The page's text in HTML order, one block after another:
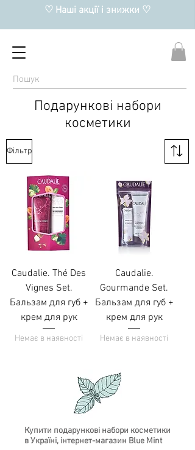
♡ Наші акції і знижки ♡
Подарункові набори
косметики
Фільтр
Caudalie. Thé Des
Vignes Set.
Бальзам для губ +
крем для рук
Немає в наявності
Caudalie.
Gourmande Set.
Бальзам для губ +
крем для рук
Немає в наявності
Купити подарункові набори косметики
в Україні, інтернет-магазин Blue Mint